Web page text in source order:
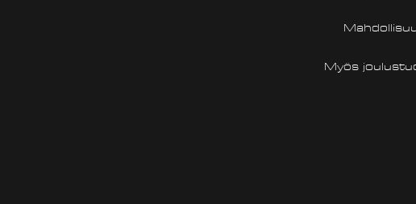
Myös